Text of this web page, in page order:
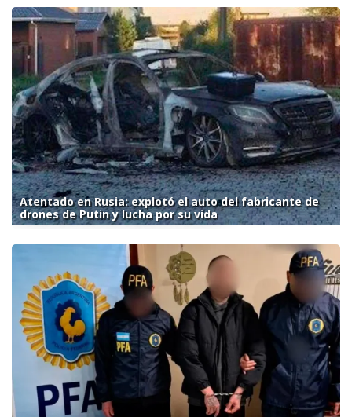
Atentado en Rusia: explotó el auto del fabricante de
drones de Putin y lucha por su vida